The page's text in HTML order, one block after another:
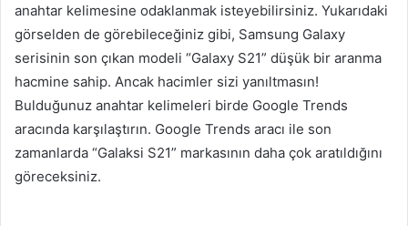
anahtar kelimesine odaklanmak isteyebilirsiniz. Yukarıdaki
görselden de görebileceğiniz gibi, Samsung Galaxy
serisinin son çıkan modeli “Galaxy S21” düşük bir aranma
hacmine sahip. Ancak hacimler sizi yanıltmasın!
Bulduğunuz anahtar kelimeleri birde Google Trends
aracında karşılaştırın. Google Trends aracı ile son
zamanlarda “Galaksi S21” markasının daha çok aratıldığını
göreceksiniz.